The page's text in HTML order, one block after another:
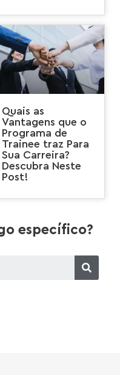
Quais as
Vantagens que o
Programa de
Trainee traz Para
Sua Carreira?
Descubra Neste
Post!
específico?